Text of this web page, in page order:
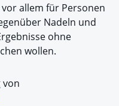
allem für Personen
Nadeln und
ohne
wollen.